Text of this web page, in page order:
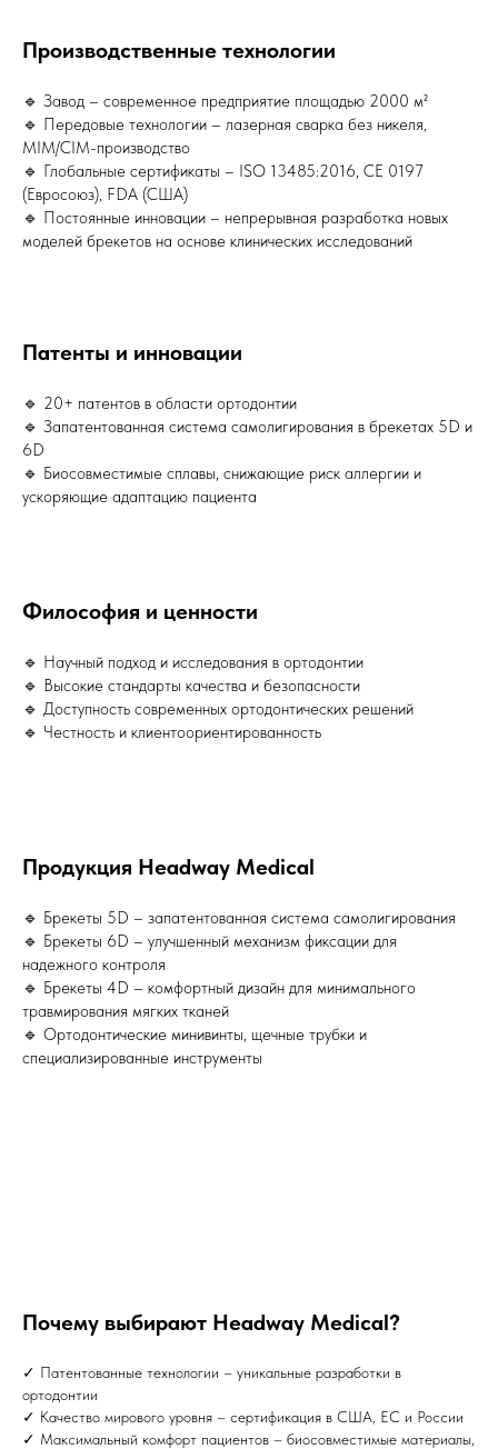
Производственные технологии
🔹 Завод – современное предприятие площадью 2000 м²
🔹 Передовые технологии – лазерная сварка без никеля,
MIM/CIM-производство
🔹 Глобальные сертификаты – ISO 13485:2016, CE 0197
(Евросоюз), FDA (США)
🔹 Постоянные инновации – непрерывная разработка новых
моделей брекетов на основе клинических исследований
Патенты и инновации
🔹 20+ патентов в области ортодонтии
🔹 Запатентованная система самолигирования в брекетах 5D и
6D
🔹 Биосовместимые сплавы, снижающие риск аллергии и
ускоряющие адаптацию пациента
Философия и ценности
🔹 Научный подход и исследования в ортодонтии
🔹 Высокие стандарты качества и безопасности
🔹 Доступность современных ортодонтических решений
🔹 Честность и клиентоориентированность
Продукция Headway Medical
🔹 Брекеты 5D – запатентованная система самолигирования
🔹 Брекеты 6D – улучшенный механизм фиксации для
надежного контроля
🔹 Брекеты 4D – комфортный дизайн для минимального
травмирования мягких тканей
🔹 Ортодонтические минивинты, щечные трубки и
специализированные инструменты
Почему выбирают Headway Medical?
✓ Патентованные технологии – уникальные разработки в
ортодонтии
✓ Качество мирового уровня – сертификация в США, ЕС и России
✓ Максимальный комфорт пациентов – биосовместимые материалы,